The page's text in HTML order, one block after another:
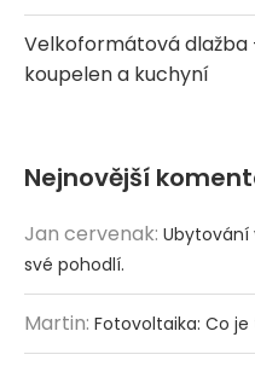
Velkoformátová
koupelen a kuchyní
Nejnovější
Jan cervenak: Ubytování
své pohodlí.
Martin: Fotovoltaika: Co